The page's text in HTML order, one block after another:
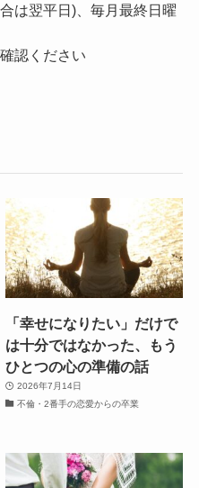
は翌平日)、毎月最終日曜
認ください
「幸せになりたい」だけで
は十分ではなかった、もう
ひとつの心の準備の話
2026年7月14日
不倫・2番手の恋愛からの卒業